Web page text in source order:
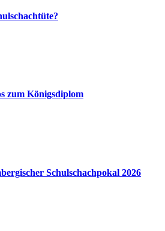
zum Königsdiplom
Schulschachpokal 2026